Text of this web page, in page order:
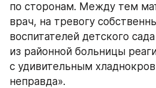
по сторонам. Между тем
врач, на тревогу
воспитателей детского
из районной больницы
с удивительным
неправда».